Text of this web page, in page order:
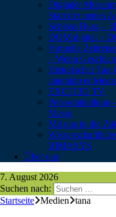
Digitaler
Start der neuen
Schloss Burg –
DOM:digital –
Virtuelle
– Wenn
Historischer Tag
interaktiver
EXCIT3D TV
Pressemitteilung
Messe
Mit uns in die
RIMASYS
Über uns
7. August 2026
Suchen nach:
Startseite Medien tana